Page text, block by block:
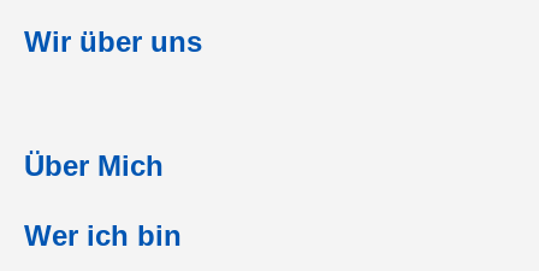
Wir über uns
Über Mich
Wer ich bin